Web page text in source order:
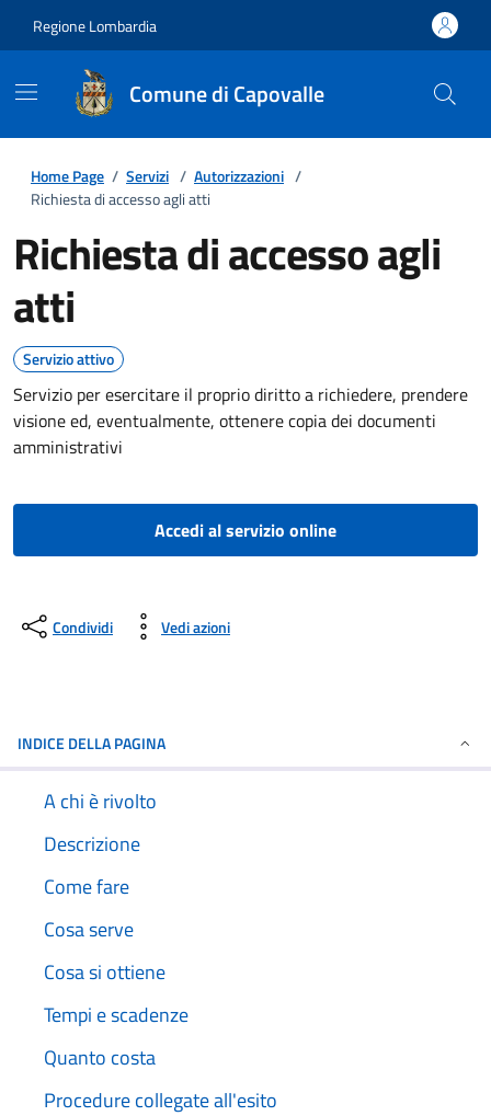
Regione Lombardia
Comune di Capovalle
Home Page / Servizi / Autorizzazioni /
Richiesta di accesso agli atti
Richiesta di accesso agli
atti
Servizio attivo
Servizio per esercitare il proprio diritto a richiedere, prendere
visione ed, eventualmente, ottenere copia dei documenti
amministrativi
Accedi al servizio online
Condividi Vedi azioni
INDICE DELLA PAGINA
A chi è rivolto
Descrizione
Come fare
Cosa serve
Cosa si ottiene
Tempi e scadenze
Quanto costa
Procedure collegate all'esito